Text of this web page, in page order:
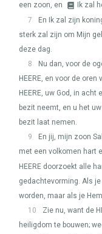
een zoon, en
Ik zal
7
En Ik zal zijn
sterk zal zijn om Mijn
deze dag.
8
Nu dan, voor de
HEERE, en voor de oren
HEERE, uw God, in acht
bezit neemt, en u het
bezit laat nemen.
9
En jij, mijn zoon
met een volkomen hart
HEERE doorzoekt alle
gedachtevorming. Als
worden, maar als je
10
Zie nu, want de
heiligdom te bouwen;